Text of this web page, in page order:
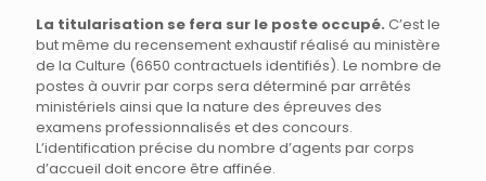
La titularisation se fera sur le poste occupé. C’est le
but même du recensement exhaustif réalisé au ministère
de la Culture (6650 contractuels identifiés). Le nombre de
postes à ouvrir par corps sera déterminé par arrêtés
ministériels ainsi que la nature des épreuves des
examens professionnalisés et des concours.
L’identification précise du nombre d’agents par corps
d’accueil doit encore être affinée.